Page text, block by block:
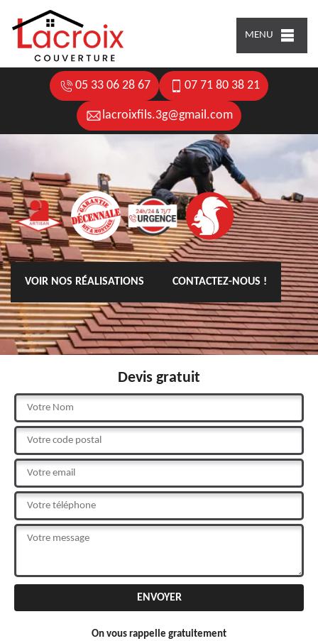
MENU
05 33 06 28 67 07 71 80 38 21
lacroixfils.3g@gmail.com
VOIR NOS RÉALISATIONS CONTACTEZ-NOUS !
Devis gratuit
On vous rappelle gratuitement